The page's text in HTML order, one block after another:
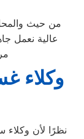
من حيث
عالية نعمل
وكلاء
نظرًا لأن وكلاء